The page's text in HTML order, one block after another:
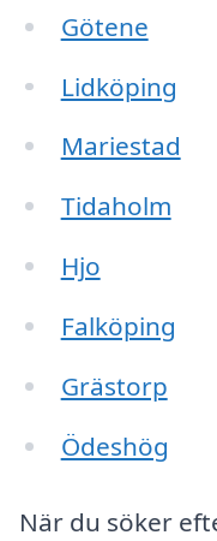
Götene
Lidköping
Mariestad
Tidaholm
Hjo
Falköping
Grästorp
Ödeshög
När du söker